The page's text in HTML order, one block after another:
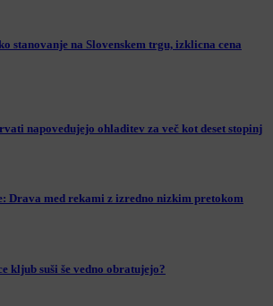
stanovanje na Slovenskem trgu, izklicna cena
napovedujejo ohladitev za več kot deset stopinj
Drava med rekami z izredno nizkim pretokom
kljub suši še vedno obratujejo?